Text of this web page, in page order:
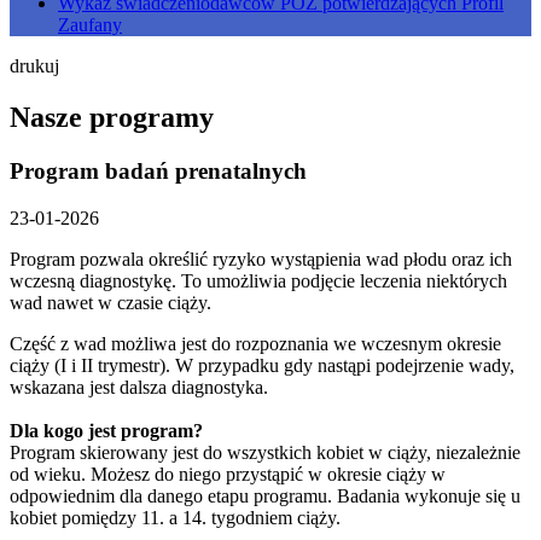
Zaufany
drukuj
Nasze programy
Program badań prenatalnych
23-01-2026
Program pozwala określić ryzyko wystąpienia wad płodu oraz ich
wczesną diagnostykę. To umożliwia podjęcie leczenia niektórych
wad nawet w czasie ciąży.
Część z wad możliwa jest do rozpoznania we wczesnym okresie
ciąży (I i II trymestr). W przypadku gdy nastąpi podejrzenie wady,
wskazana jest dalsza diagnostyka.
Dla kogo jest program?
Program skierowany jest do wszystkich kobiet w ciąży, niezależnie
od wieku. Możesz do niego przystąpić w okresie ciąży w
odpowiednim dla danego etapu programu. Badania wykonuje się u
kobiet pomiędzy 11. a 14. tygodniem ciąży.